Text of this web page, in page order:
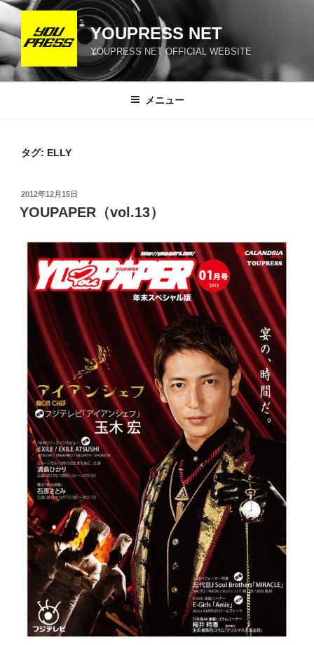
コ
ン
ン
YOUPRESS NET
YOUPRESS NET OFFICIAL WEBSITE
メニュー
タグ: ELLY
投
稿
日:
2012年12月15日
YOUPAPER（vol.13）